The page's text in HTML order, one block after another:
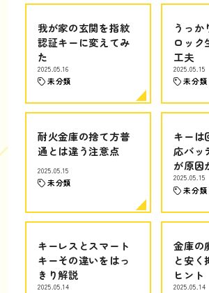
我が家の玄関を指紋
認証キーに変えてみ
た
2025.05.16
未分類
うっか
ロック
工夫
2025.05.15
未分類
耐火金庫の捨て方普
通とは違う注意点
2025.05.15
未分類
キーは
応バッ
が原因
2025.05.15
未分類
キーレスとスマート
キーその違いをはっ
きり解説
2025.05.14
金庫の
と安く
ヒント
2025.05.14